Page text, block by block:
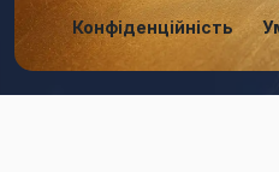
Конфіденційність